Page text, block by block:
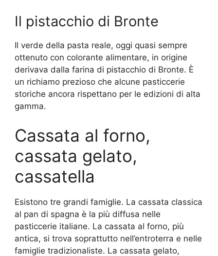
Il pistacchio di Bronte
Il verde della pasta reale, oggi quasi sempre
ottenuto con colorante alimentare, in origine
derivava dalla farina di pistacchio di Bronte. È
un richiamo prezioso che alcune pasticcerie
storiche ancora rispettano per le edizioni di alta
gamma.
Cassata al forno,
cassata gelato,
cassatella
Esistono tre grandi famiglie. La cassata classica
al pan di spagna è la più diffusa nelle
pasticcerie italiane. La cassata al forno, più
antica, si trova soprattutto nell’entroterra e nelle
famiglie tradizionaliste. La cassata gelato,